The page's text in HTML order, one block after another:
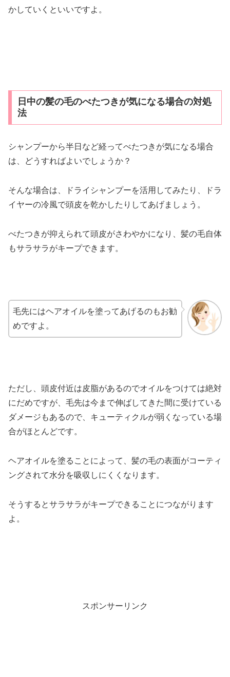
かしていくといいですよ。
日中の髪の毛のべたつきが気になる場合の対処
法
シャンプーから半日など経ってべたつきが気になる場合
は、どうすればよいでしょうか？
そんな場合は、ドライシャンプーを活用してみたり、ドラ
イヤーの冷風で頭皮を乾かしたりしてあげましょう。
べたつきが抑えられて頭皮がさわやかになり、髪の毛自体
もサラサラがキープできます。
毛先にはヘアオイルを塗ってあげるのもお勧
めですよ。
ただし、頭皮付近は皮脂があるのでオイルをつけては絶対
にだめですが、毛先は今まで伸ばしてきた間に受けている
ダメージもあるので、キューティクルが弱くなっている場
合がほとんどです。
ヘアオイルを塗ることによって、髪の毛の表面がコーティ
ングされて水分を吸収しにくくなります。
そうするとサラサラがキープできることにつながります
よ。
スポンサーリンク